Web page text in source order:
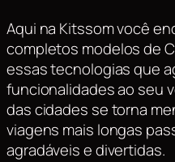
Aqui na Kitssom você
completos modelos de
essas tecnologias que
funcionalidades ao seu
das cidades se torna
viagens mais longas
agradáveis e divertidas.